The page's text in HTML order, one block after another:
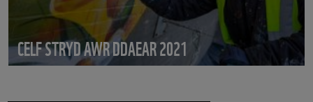
CELF STRYD AWR DDAEAR 2021